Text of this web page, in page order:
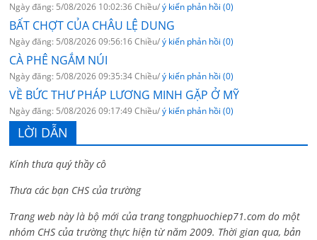
Ngày đăng: 5/08/2026 10:02:36 Chiều/ý kiến phản hồi (0)
BẤT CHỢT CỦA CHÂU LỆ DUNG
Ngày đăng: 5/08/2026 09:56:16 Chiều/ý kiến phản hồi (0)
CÀ PHÊ NGẮM NÚI
Ngày đăng: 5/08/2026 09:35:34 Chiều/ý kiến phản hồi (0)
VỀ BỨC THƯ PHÁP LƯƠNG MINH GẶP Ở MỸ
Ngày đăng: 5/08/2026 09:17:49 Chiều/ý kiến phản hồi (0)
LỜI DẪN
Kính thưa quý thầy cô
Thưa các bạn CHS của trường
Trang web này là bộ mới của trang tongphuochiep71.com do một
nhóm CHS của trường thực hiện từ năm 2009. Thời gian qua, bản